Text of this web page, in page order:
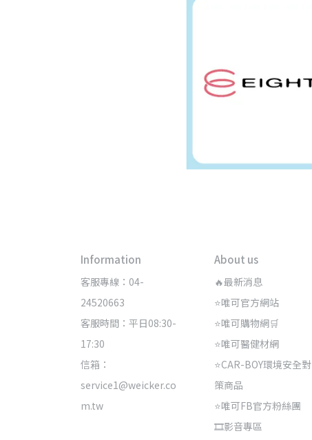
Information
客服專線：04-
24520663
客服時間：平日08:30-
17:30
信箱：
service1@weicker.co
m.tw
About us
🔥最新消息
⭐唯可官方網站
⭐唯可購物網🛒
⭐唯可醫健材網
⭐CAR-BOY環境安全對
策商品
⭐唯可FB官方粉絲團
🎞️影音專區